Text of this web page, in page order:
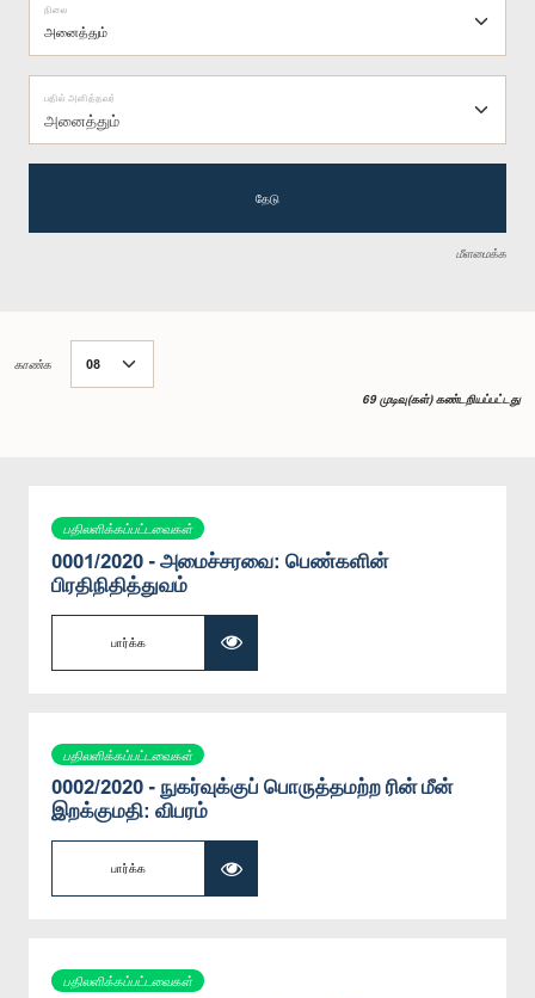
நிலை
அனைத்தும்
பதில் அளித்தவர்
தேடு
மீளமைக்க
காண்க
69 முடிவு(கள்) கண்டறியப்பட்டது
பதிலளிக்கப்பட்டவைகள்
0001/2020 - அமைச்சரவை: பெண்களின்
பிரதிநிதித்துவம்
பார்க்க
பதிலளிக்கப்பட்டவைகள்
0002/2020 - நுகர்வுக்குப் பொருத்தமற்ற ரின் மீன்
இறக்குமதி: விபரம்
பார்க்க
பதிலளிக்கப்பட்டவைகள்